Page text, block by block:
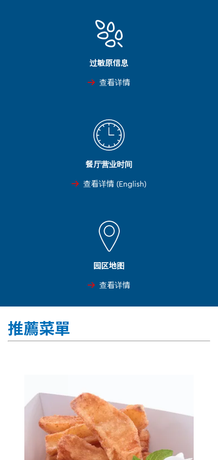
过敏原信息
查看详情
餐厅营业时间
查看详情 (English)
园区地图
查看详情
推薦菜單